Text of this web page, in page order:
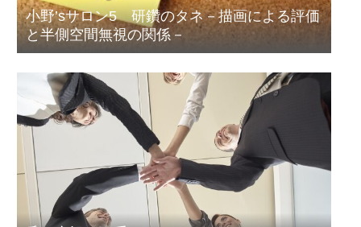
小野’sサロン5 研鑽のタネ－描画による評価
と半側空間無視の関係－